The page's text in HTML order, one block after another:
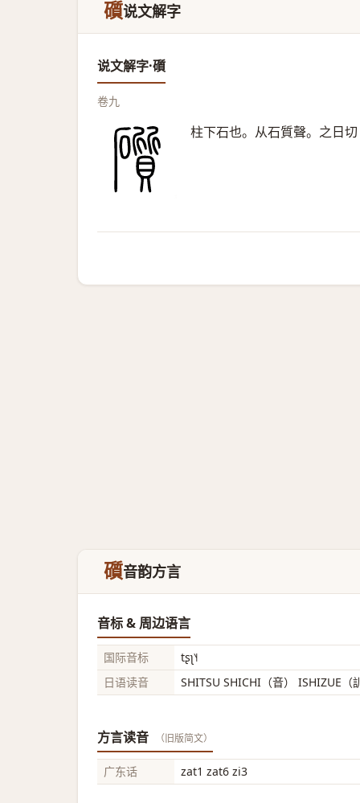
礩说文解字
说文解字·礩
卷九
柱下石也。从石質聲。之日
礩音韵方言
音标 & 周边语言
国际音标
tʂʅ˥˧
日语读音
SHITSU SHICHI（音） ISHIZUE（
方言读音 （旧版简文）
广东话 zat1 zat6 zi3